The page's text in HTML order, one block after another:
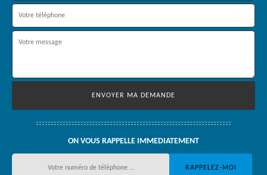
ON VOUS RAPPELLE IMMEDIATEMENT